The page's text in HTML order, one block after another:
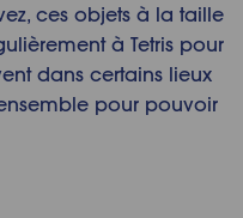
ces objets à la taille
à Tetris pour
dans certains lieux
pour pouvoir